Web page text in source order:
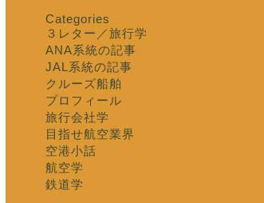
Categories
３レター／旅行学
ANA系統の記事
JAL系統の記事
クルーズ船舶
プロフィール
旅行会社学
目指せ航空業界
空港小話
航空学
鉄道学